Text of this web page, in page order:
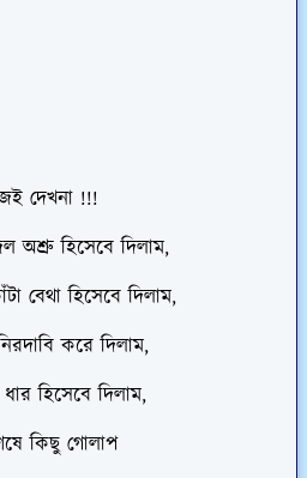
দেখনা !!!
অশ্রু হিসেবে দিলাম,
বেথা হিসেবে দিলাম,
করে দিলাম,
হিসেবে দিলাম,
কিছু গোলাপ